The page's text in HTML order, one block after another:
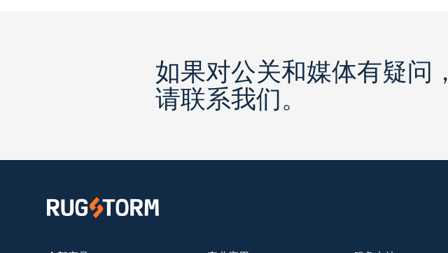
如果对公关和媒体有疑问，
请联系我们。